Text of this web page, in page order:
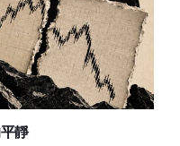
靜